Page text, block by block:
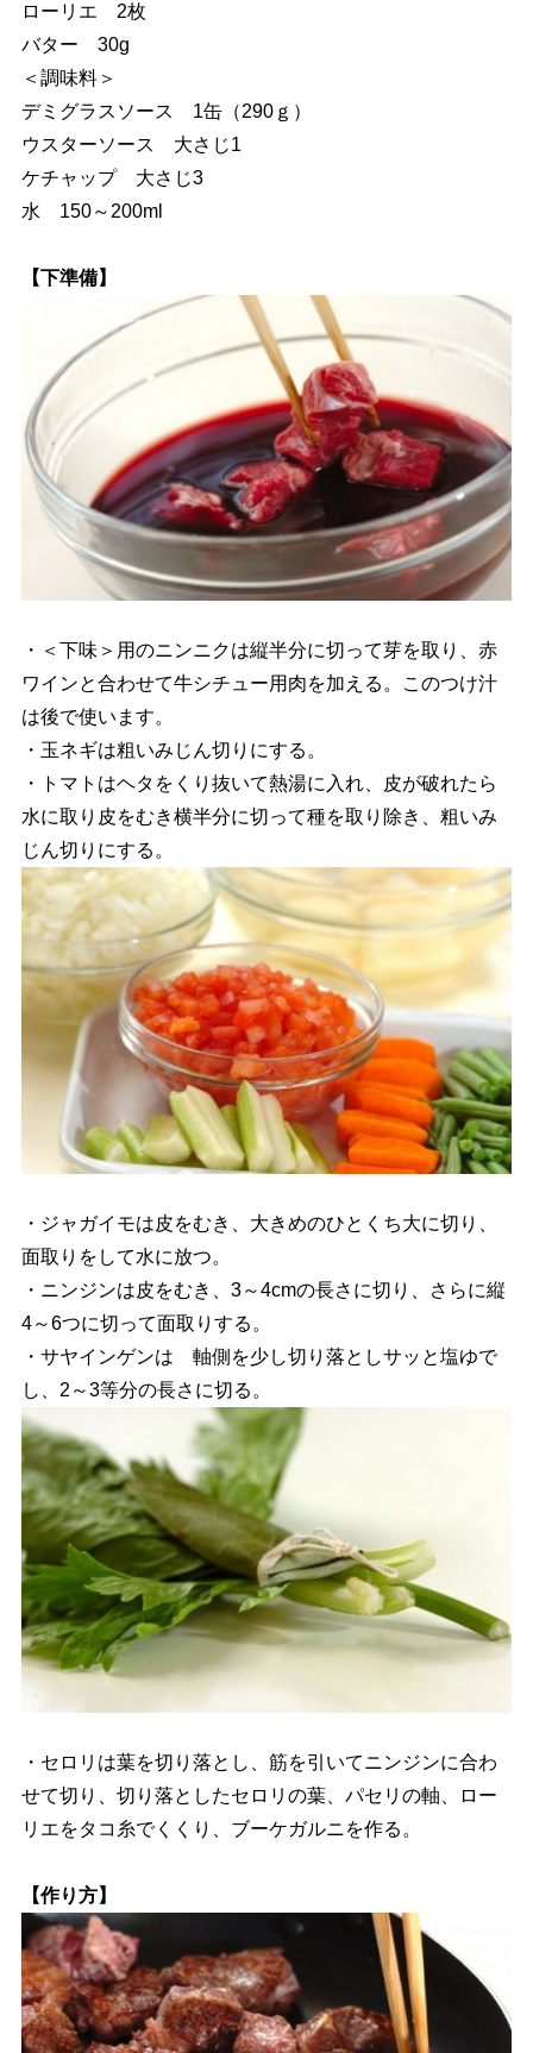
ローリエ 2枚
バター 30g
＜調味料＞
デミグラスソース 1缶（290ｇ）
ウスターソース 大さじ1
ケチャップ 大さじ3
水 150～200ml
【下準備】
・＜下味＞用のニンニクは縦半分に切って芽を取り、赤
ワインと合わせて牛シチュー用肉を加える。このつけ汁
は後で使います。
・玉ネギは粗いみじん切りにする。
・トマトはヘタをくり抜いて熱湯に入れ、皮が破れたら
水に取り皮をむき横半分に切って種を取り除き、粗いみ
じん切りにする。
・ジャガイモは皮をむき、大きめのひとくち大に切り、
面取りをして水に放つ。
・ニンジンは皮をむき、3～4cmの長さに切り、さらに縦
4～6つに切って面取りする。
・サヤインゲンは 軸側を少し切り落としサッと塩ゆで
し、2～3等分の長さに切る。
・セロリは葉を切り落とし、筋を引いてニンジンに合わ
せて切り、切り落としたセロリの葉、パセリの軸、ロー
リエをタコ糸でくくり、ブーケガルニを作る。
【作り方】